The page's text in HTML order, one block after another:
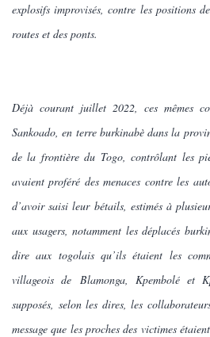
explosifs improvisés, contre les positions
routes et des ponts.
Déjà courant juillet 2022, ces mêmes
Sankoado, en terre burkinabè dans la
de la frontière du Togo, contrôlant les
avaient proféré des menaces contre les
d’avoir saisi leur bétails, estimés à
aux usagers, notamment les déplacés
dire aux togolais qu’ils étaient les
villageois de Blamonga, Kpembolé et
supposés, selon les dires, les
message que les proches des victimes